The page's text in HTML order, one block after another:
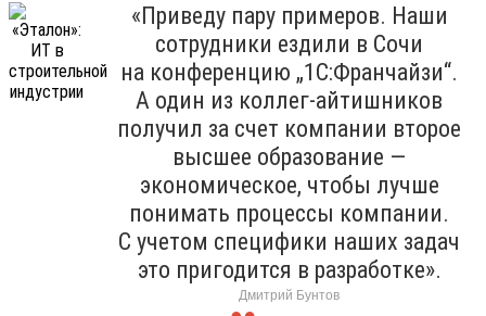
«Приведу пару примеров. Наши
сотрудники ездили в Сочи
на конференцию „1С:Франчайзи“.
А один из коллег-айтишников
получил за счет компании второе
высшее образование —
экономическое, чтобы лучше
понимать процессы компании.
С учетом специфики наших задач
это пригодится в разработке».
Дмитрий Бунтов